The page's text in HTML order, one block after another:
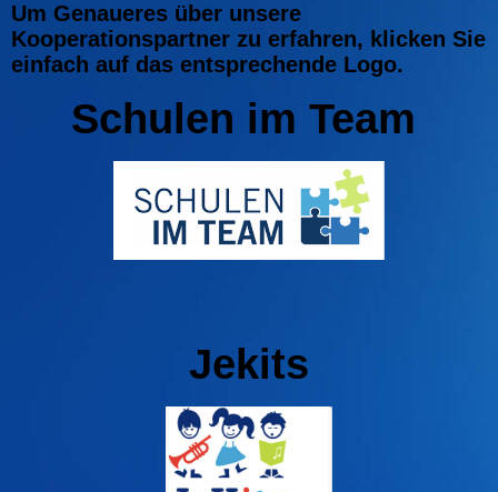
Um Genaueres über unsere
Kooperationspartner zu erfahren, klicken Sie
einfach auf das entsprechende Logo.
Schulen im Team
Jekits